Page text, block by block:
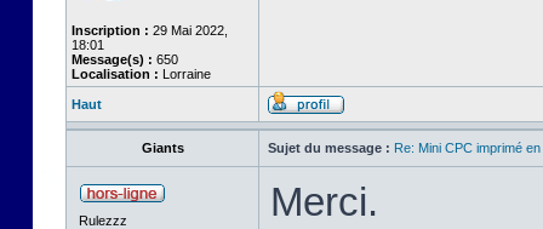
Inscription : 29 Mai 2022,
18:01
Message(s) : 650
Localisation : Lorraine
Haut
Giants Sujet du message : Re: Mini CPC imprimé
Rulezzz Merci.